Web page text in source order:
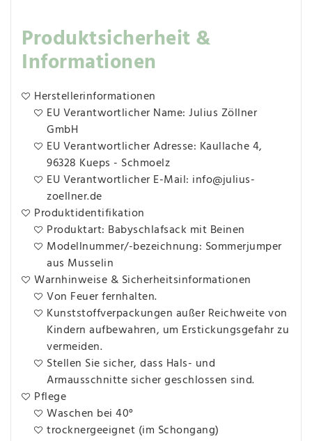
Produktsicherheit &
Informationen
Herstellerinformationen
EU Verantwortlicher Name: Julius Zöllner
GmbH
EU Verantwortlicher Adresse: Kaullache 4,
96328 Kueps - Schmoelz
EU Verantwortlicher E-Mail: info@julius-
zoellner.de
Produktidentifikation
Produktart: Babyschlafsack mit Beinen
Modellnummer/-bezeichnung: Sommerjumper
aus Musselin
Warnhinweise & Sicherheitsinformationen
Von Feuer fernhalten.
Kunststoffverpackungen außer Reichweite von
Kindern aufbewahren, um Erstickungsgefahr zu
vermeiden.
Stellen Sie sicher, dass Hals- und
Armausschnitte sicher geschlossen sind.
Pflege
Waschen bei 40°
trocknergeeignet (im Schongang)